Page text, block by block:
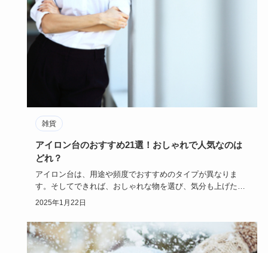
雑貨
アイロン台のおすすめ21選！おしゃれで人気なのは
どれ？
アイロン台は、用途や頻度でおすすめのタイプが異なりま
す。そしてできれば、おしゃれな物を選び、気分も上げたい
ですね。では、自…
2025年1月22日